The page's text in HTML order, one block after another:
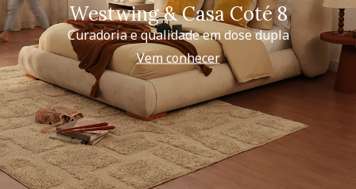
Westwing & Casa Coté 8
Curadoria e qualidade em dose dupla
Vem conhecer